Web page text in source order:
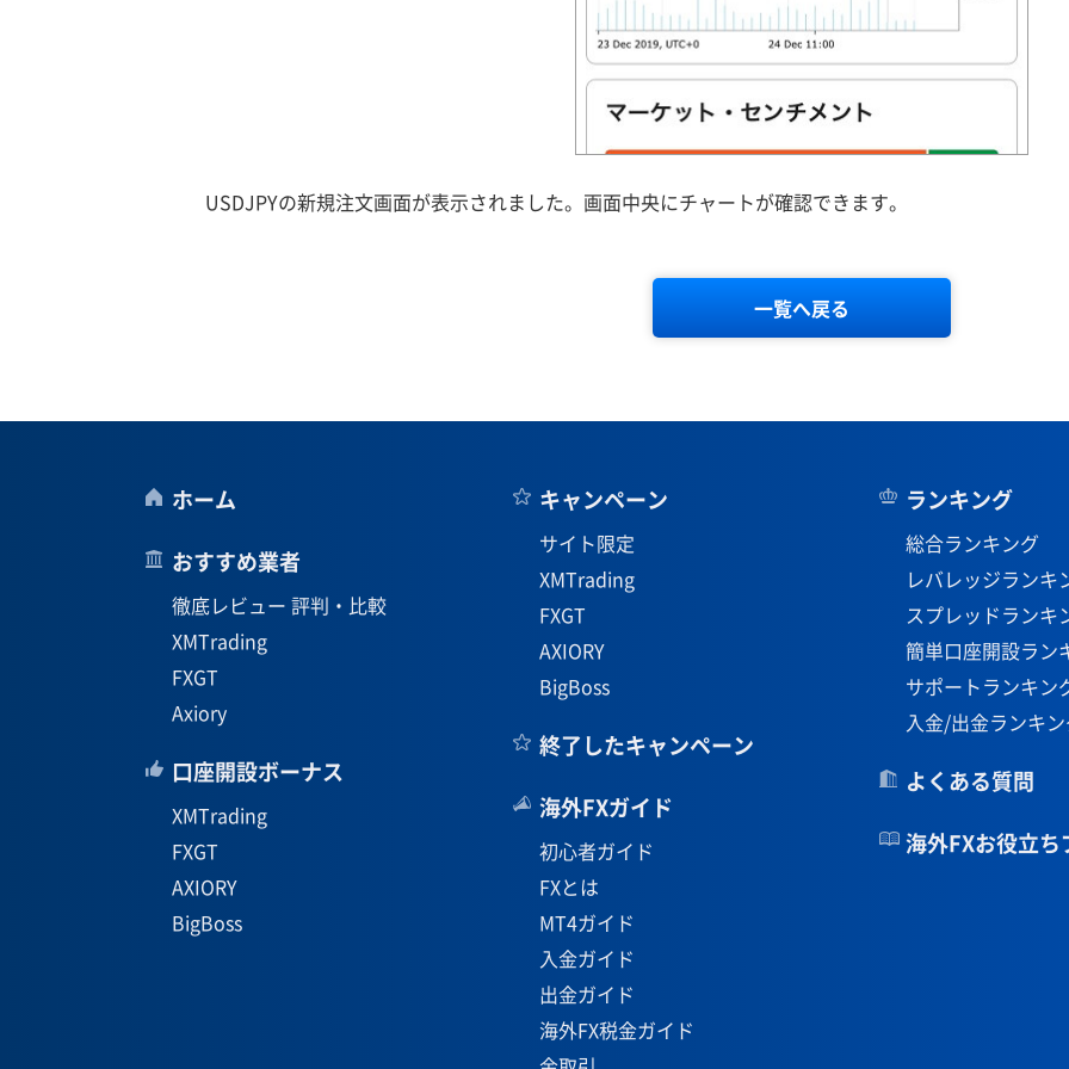
USDJPYの新規注文画面が表示されました。画面中央にチャートが確認できます。
一覧へ戻る
ホーム
おすすめ業者
徹底レビュー 評判・比較
XMTrading
FXGT
Axiory
口座開設ボーナス
XMTrading
FXGT
AXIORY
BigBoss
キャンペーン
サイト限定
XMTrading
FXGT
AXIORY
BigBoss
終了したキャンペーン
海外FXガイド
初心者ガイド
FXとは
MT4ガイド
入金ガイド
出金ガイド
海外FX税金ガイド
ランキング
総合ランキング
レバレッジランキ
スプレッドランキ
簡単口座開設ラン
サポートランキン
入金/出金ランキ
よくある質問
海外FXお役立ち